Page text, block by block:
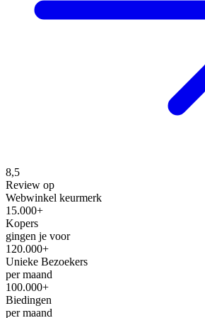
8,5
Review op
Webwinkel keurmerk
15.000+
Kopers
gingen je voor
120.000+
Unieke Bezoekers
per maand
100.000+
Biedingen
per maand